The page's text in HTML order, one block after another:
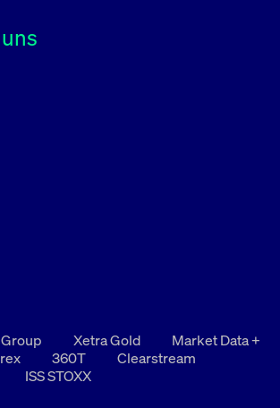
Xetra Gold
Market Data +
360T
Clearstream
ISS STOXX